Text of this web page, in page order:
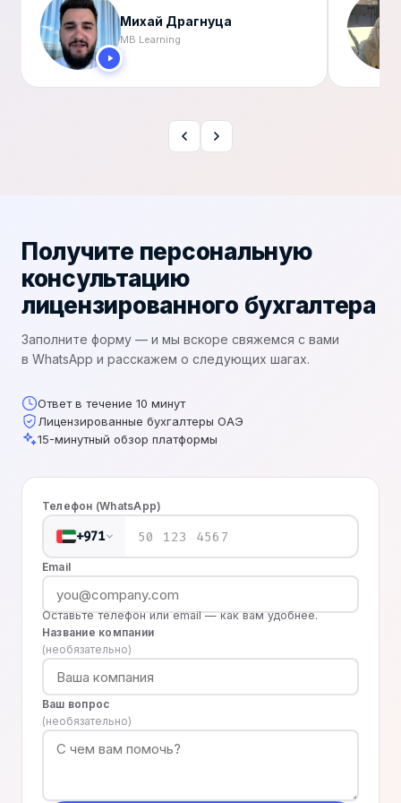
Анн Коган
Lexford One
Получите персональную
консультацию
лицензированного бухгалтера
Заполните форму — и мы вскоре свяжемся с вами
в WhatsApp и расскажем о следующих шагах.
Ответ в течение 10 минут
Лицензированные бухгалтеры ОАЭ
15-минутный обзор платформы
Телефон (WhatsApp)
+971
Email
Оставьте телефон или email — как вам удобнее.
Название компании
(необязательно)
Ваш вопрос
(необязательно)